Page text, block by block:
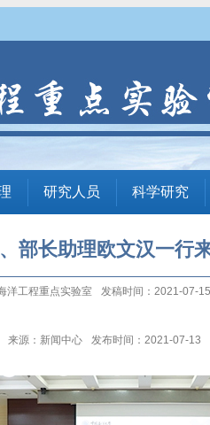
研究人员 科学研究
部长助理欧文汉一行
洋工程重点实验室 发稿时间：2021-07-15
来源：新闻中心 发布时间：2021-07-13